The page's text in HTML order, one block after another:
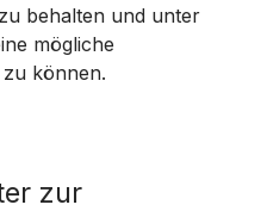
behalten und unter
mögliche
zu können.
zur